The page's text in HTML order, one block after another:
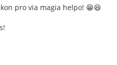
pro via magia helpo! 😁😆